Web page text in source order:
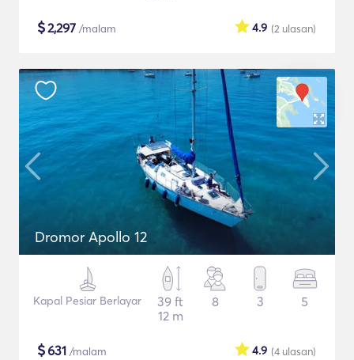
$2,297 /malam (2 ulasan)
4.9
Dromor Apollo 12
Kapal Pesiar Berlayar
39 ft
12 m
8 3 5
$631 /malam (4 ulasan)
4.9